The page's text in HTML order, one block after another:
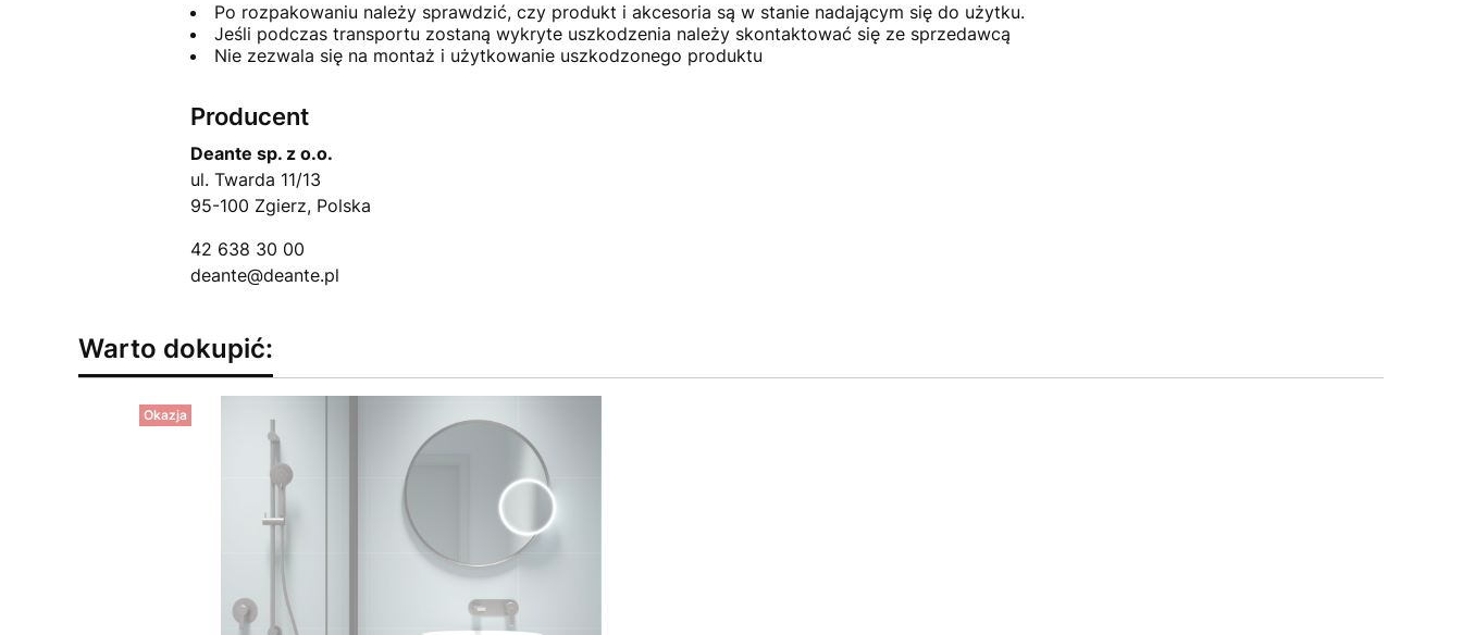
Po rozpakowaniu należy sprawdzić, czy produkt i akcesoria są w stanie nadającym się do użytku.
Jeśli podczas transportu zostaną wykryte uszkodzenia należy skontaktować się ze sprzedawcą
Nie zezwala się na montaż i użytkowanie uszkodzonego produktu
Producent
Deante sp. z o.o.
ul. Twarda 11/13
95-100 Zgierz, Polska
42 638 30 00
deante@deante.pl
Warto dokupić:
Okazja
ZAMÓW ROZMOWĘ